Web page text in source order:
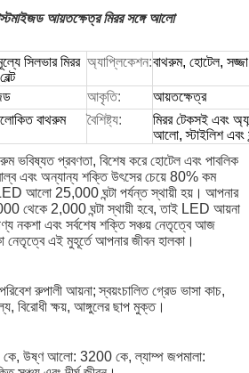
আয়তক্ষেত্র মিরর সঙ্গে আলো
সিলভার মিরর অ্যাপ্লিকেশন:বাথরুম, হোটেল,
আকৃতি:
আয়তক্ষেত্র
বাথরুম
বৈশিষ্ট্য:
মিরর টেকসই এবং
আলো, স্টাইলিশ এবং
ভবিষ্যত প্রবণতা, বিশেষ করে হোটেল এবং পাবলিক
এবং অন্যান্য শক্তি উৎসের চেয়ে 80% কম
আলো 25,000 ঘন্টা পর্যন্ত স্থায়ী হয়। আপনার
থেকে 2,000 ঘন্টা স্থায়ী হবে, তাই LED আয়না
নকশা এবং সর্বশেষ শক্তি সঞ্চয় নেতৃত্বে আজ
এই মুহূর্তে আপনার জীবন হালকা।
রুপালী আয়না; স্বয়ংচালিত গ্রেড ভাসা কাচ,
বিরোধী ক্ষয়, আঙ্গুলের ছাপ মুক্ত।
কে, উষ্ণ আলো: 3200 কে, ল্যাম্প জপমালা: